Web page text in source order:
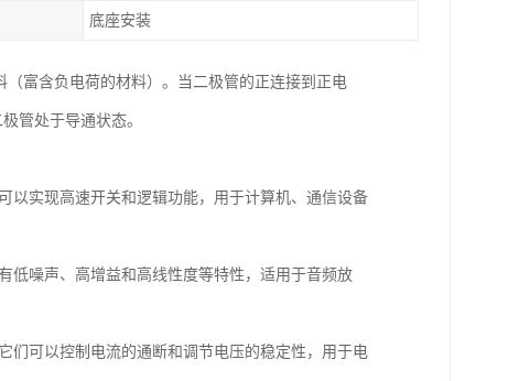
底座安装
富含负电荷的材料）。当二极管的正连接到正电
管处于导通状态。
以实现高速开关和逻辑功能，用于计算机、通信设备
低噪声、高增益和高线性度等特性，适用于音频放
们可以控制电流的通断和调节电压的稳定性，用于电